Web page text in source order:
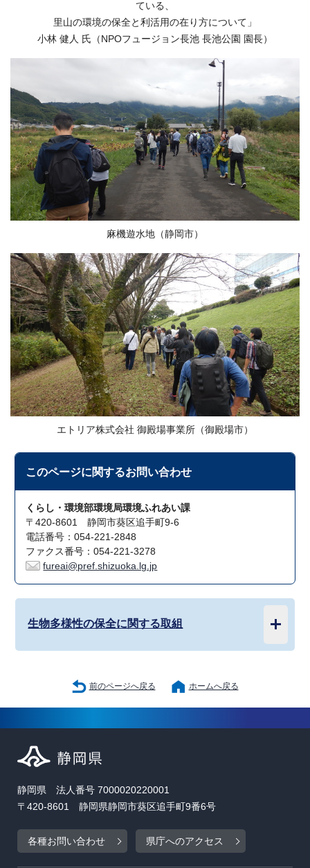
ている、
里山の環境の保全と利活用の在り方について」
小林 健人 氏（NPOフュージョン長池 長池公園 園長）
麻機遊水地（静岡市）
エトリア株式会社 御殿場事業所（御殿場市）
このページに関するお問い合わせ
くらし・環境部環境局環境ふれあい課
〒420-8601 静岡市葵区追手町9-6
電話番号：054-221-2848
ファクス番号：054-221-3278
fureai@pref.shizuoka.lg.jp
生物多様性の保全に関する取組
前のページへ戻る ホームへ戻る
静岡県 法人番号 7000020220001
〒420-8601 静岡県静岡市葵区追手町9番6号
各種お問い合わせ 県庁へのアクセス